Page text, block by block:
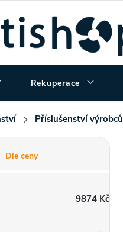
Rekuperace
Příslušenství výrobců
Dle ceny
9874 Kč